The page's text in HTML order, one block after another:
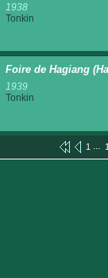
1938
Tonkin
Foire de Hagiang
1939
Tonkin
1 ...